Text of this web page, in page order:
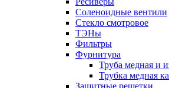
Соленоидные вентили
Стекло смотровое
ТЭНы
Фильтры
Фурнитура
Труба медная и
Трубка медная
Защитные решетки